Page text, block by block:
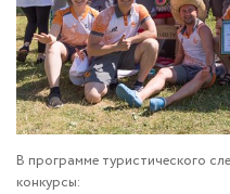
В программе туристического
конкурсы: